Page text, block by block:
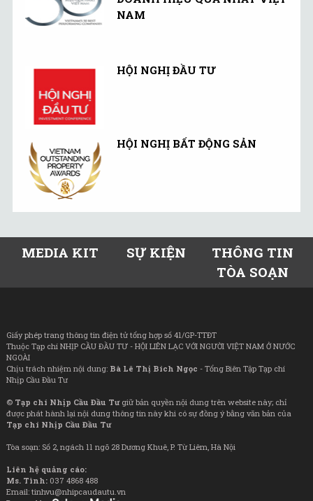
NAM
HỘI NGHỊ ĐẦU TƯ
HỘI NGHỊ BẤT ĐỘNG SẢN
MEDIA KIT SỰ KIỆN
THÔNG TIN
TÒA SOẠN
Giấy phép trang thông tin điện tử tổng hợp số 41/GP-TTĐT
Thuộc Tạp chí NHỊP CẦU ĐẦU TƯ - HỘI LIÊN LẠC VỚI NGƯỜI VIỆT NAM Ở NƯỚC
NGOÀI
Chịu trách nhiệm nội dung: Bà Lê Thị Bích Ngọc - Tổng Biên Tập Tạp chí
Nhịp Cầu Đầu Tư
© Tạp chí Nhịp Cầu Đầu Tưgiữ bản quyền nội dung trên website này; chỉ
được phát hành lại nội dung thông tin này khi có sự đồng ý bằng văn bản của
Tạp chí Nhịp Cầu Đầu Tư
Tòa soạn: Số 2, ngách 11 ngõ 28 Dương Khuê, P. Từ Liêm, Hà Nội
Liên hệ quảng cáo:
Ms. Tình: 037 4868 488
Email: tinhvu@nhipcaudautu.vn